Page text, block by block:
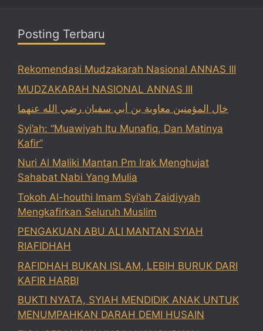
Posting Terbaru
Rekomendasi Mudzakarah Nasional ANNAS III
MUDZAKARAH NASIONAL ANNAS III
خال المؤمنين معاوية بن أبي سفيان رضي الله عنهما
Syi’ah: “Muawiyah Itu Munafiq, Dan Matinya
Kafir”
Nuri Al Maliki Mantan Pm Irak Menghujat
Sahabat Nabi Yang Mulia
Tokoh Al-houthi Imam Syi’ah Zaidiyyah
Mengkafirkan Seluruh Muslim
PENGAKUAN ABU ALI MANTAN SYIAH
RIAFIDHAH
RAFIDHAH BUKAN ISLAM, LEBIH BURUK DARI
KAFIR HARBI
BUKTI NYATA, SYIAH MENDIDIK ANAK UNTUK
MENUMPAHKAN DARAH DEMI HUSAIN